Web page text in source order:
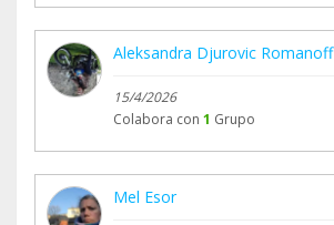
Aleksandra Djurovic Romanoff
15/4/2026
Colabora con 1 Grupo
Mel Esor